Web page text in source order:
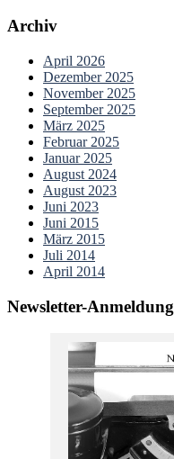
Archiv
April 2026
Dezember 2025
November 2025
September 2025
März 2025
Februar 2025
Januar 2025
August 2024
August 2023
Juni 2023
Juni 2015
März 2015
Juli 2014
April 2014
Newsletter-Anmeldung